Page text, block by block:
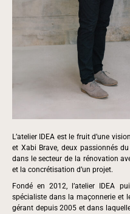
L’atelier IDEA est le fruit d’une
et Xabi Brave, deux passionnés
dans le secteur de la rénovation
et la concrétisation d’un projet.
Fondé en 2012, l’atelier IDEA
spécialiste dans la maçonnerie et
gérant depuis 2005 et dans